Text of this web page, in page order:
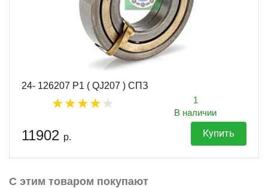
24- 126207 Р1 ( QJ207 ) СПЗ
1
В наличии
11902 р. Купить
С этим товаром покупают